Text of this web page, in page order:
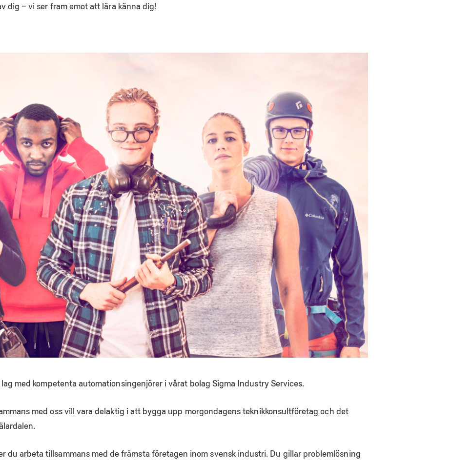
dig – vi ser fram emot att lära känna dig!
med kompetenta automationsingenjörer i vårat bolag Sigma Industry Services.
med oss vill vara delaktig i att bygga upp morgondagens teknikkonsultföretag och det
du arbeta tillsammans med de främsta företagen inom svensk industri. Du gillar problemlösning